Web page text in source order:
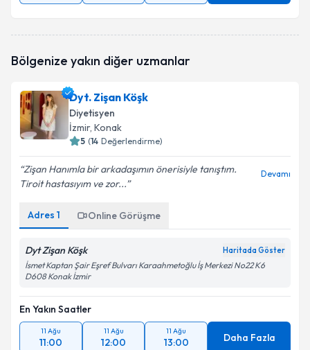
Bölgenize yakın diğer uzmanlar
Dyt. Zişan Köşk
Diyetisyen
İzmir, Konak
5 (14 Değerlendirme)
Zişan Hanımla bir arkadaşımın önerisiyle tanıştım.
Tiroit hastasıyım ve zor...
Devamı
Adres 1 Online Görüşme
Dyt Zişan Köşk Haritada Göster
İsmet Kaptan Şair Eşref Bulvarı Karaahmetoğlu İş Merkezi No22 K6
D608 Konak İzmir
En Yakın Saatler
11 Ağu
11:00
11 Ağu
12:00
11 Ağu
13:00 Daha Fazla